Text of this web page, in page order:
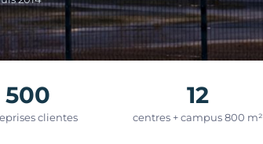
500
clientes
12
centres + campus 800 m²